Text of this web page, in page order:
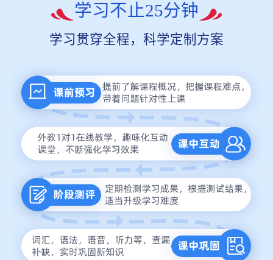
学习不止25分钟
学习贯穿全程，科学定制方案